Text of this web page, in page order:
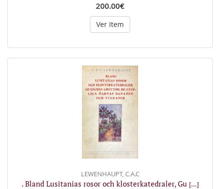
200.00€
Ver Item
LEWENHAUPT, C.A.C
. Bland Lusitanias rosor och klosterkatedraler, Gu [...]